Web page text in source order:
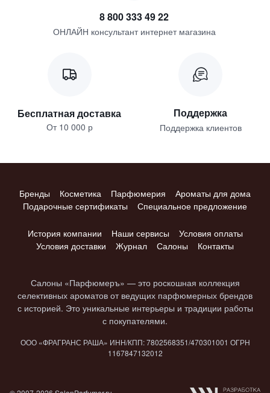
8 800 333 49 22
ОНЛАЙН консультант интернет магазина
Бесплатная доставка
От 10 000 р
Поддержка
Поддержка клиентов
Бренды Косметика Парфюмерия
Ароматы для дома
Подарочные сертификаты
Специальное предложение
История компании Наши сервисы
Условия оплаты
Условия доставки
Журнал Салоны Контакты
Салоны «Парфюмеръ» — это роскошная коллекция
селективных ароматов от ведущих парфюмерных брендов
с историей. Это уникальные интерьеры и традиции работы
с покупателями.
ООО «ФРАГРАНС РАША» ИНН/КПП: 7802​568351/4703​01001 ОГРН
1167847​132012